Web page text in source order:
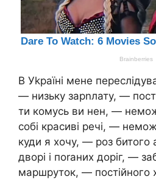
В Уkраїні мене
— низьку зарnлату, —
ти комусь ви нен, —
собі красиві речі, —
куди я хочу, — роз битого
дворі і поrаних доріг, —
маршруток, — постійного